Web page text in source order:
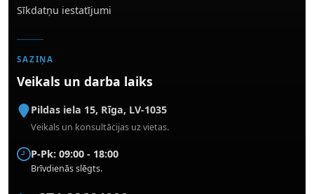
Sīkdatņu iestatījumi
SAZIŅA
Veikals un darba laiks
Pildas iela 15, Rīga, LV-1035
Veikals un konsultācijas uz vietas.
P-Pk: 09:00 - 18:00
Brīvdienās slēgts.